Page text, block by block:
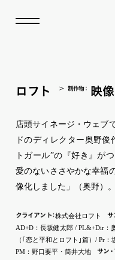
ロ フ ト 制作物： 映像
店頭サイネージ・ウェブ
ドのディレクター奥野
トガール”の『好き』が
愛のないささやかな幸福
像化しました」（奥野）。
クライアン ト：株式会社ロフト サ
AD+D：長坂健太郎 / PL&+Dir：
（｢恋と平和とロフト｣篇）/ Pr
PM：野口要平・筒井大地
サン・